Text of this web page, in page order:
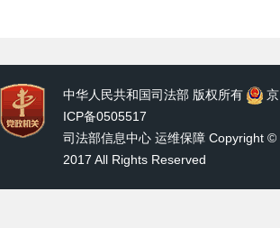
中华人民共和国司法部 版权所有
京
ICP备0505517
司法部信息中心 运维保障 Copyright ©
2017 All Rights Reserved